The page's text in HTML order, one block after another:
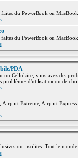
du PowerBook ou
du PowerBook ou
PDA
un Cellulaire, vous avez des
problèmes d'utilisation ou de
Extreme, Airport
ou insolites. Tout le